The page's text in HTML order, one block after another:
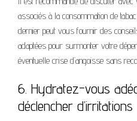
associés à la consommation de
dernier peut vous fournir des
adaptées pour surmonter votre
éventuelle crise d’angoisse sans
6. Hydratez-vous
déclencher d’irritations